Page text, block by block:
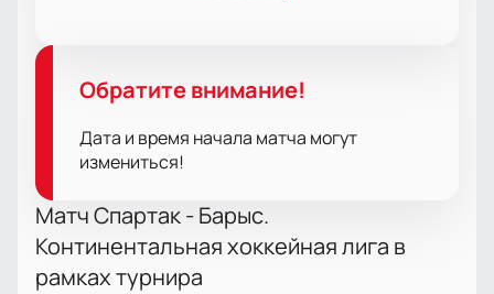
Обратите внимание!
Дата и время начала матча могут
измениться!
Матч Спартак - Барыс.
Континентальная хоккейная лига в
рамках турнира